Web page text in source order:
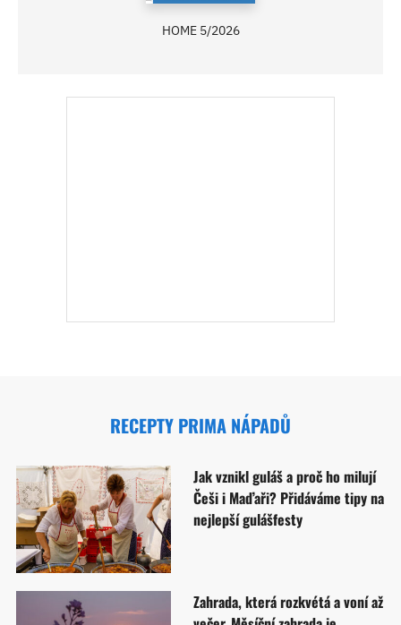
HOME 5/2026
RECEPTY PRIMA NÁPADŮ
Jak vznikl guláš a proč ho milují
Češi i Maďaři? Přidáváme tipy na
nejlepší gulášfesty
Zahrada, která rozkvétá a voní až